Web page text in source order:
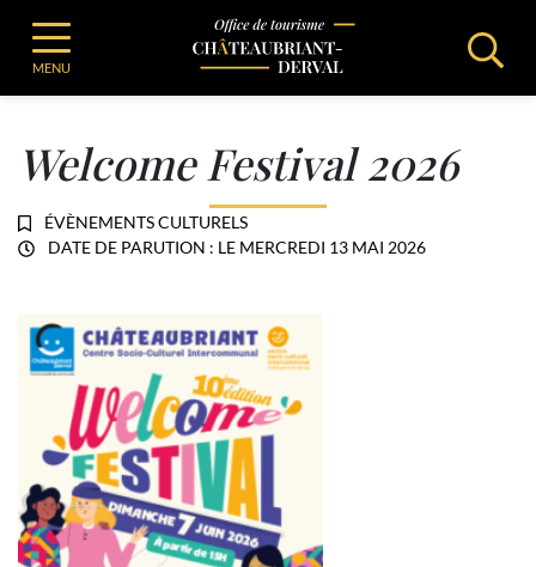
contenu
MENU Office de Tourisme - Châteaubriant-
Office de Tourisme de Chateaubriant
Welcome Festival 2026
Welcome Festival 2026
ÉVÈNEMENTS CULTURELS
DATE DE PARUTION : LE MERCREDI 13 MAI 2026